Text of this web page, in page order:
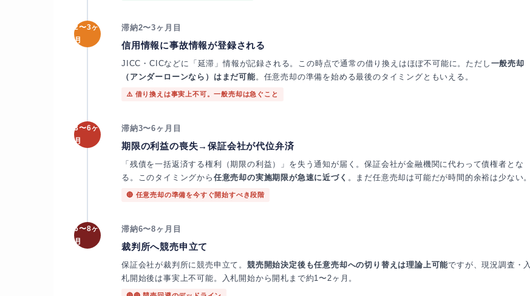
2〜3ヶ
月
滞納2〜3ヶ月目
信用情報に事故情報が登録される
JICC・CICなどに「延滞」情報が記録される。この時点で通常の借り換えはほぼ不可能に。ただし 一般売却
（アンダーローンなら）はまだ可能 。任意売却の準備を始める最後のタイミングともいえる。
⚠️ 借り換えは事実上不可。一般売却は急ぐこと
3〜6ヶ
月
滞納3〜6ヶ月目
期限の利益の喪失→保証会社が代位弁済
「残債を一括返済する権利（期限の利益）」を失う通知が届く。保証会社が金融機関に代わって債権者とな
る。このタイミングから 任意売却の実施期限が急速に近づく 。まだ任意売却は可能だが時間的余裕は少ない。
🔴 任意売却の準備を今すぐ開始すべき段階
6〜8ヶ
月
滞納6〜8ヶ月目
裁判所へ競売申立て
保証会社が裁判所に競売申立て。競売開始決定後も任意売却への切り替えは理論上可能ですが、現況調査・入
札開始後は事実上不可能。入札開始から開札まで約1〜2ヶ月。